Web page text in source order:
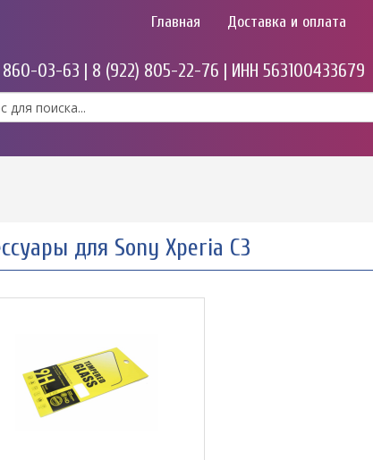
Главная Доставка и оплата
860-03-63 | 8 (922) 805-22-76 | ИНН 563100433679
для Sony Xperia C3